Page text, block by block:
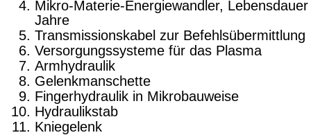
Mikro-Materie-Energiewandler, Le­
Jahre
Transmissionskabel zur Befehlsübermittlung
Versorgungssyste­me für das Plasma
Armhydraulik
Gelenk­manschette
Fingerhydraulik in Mikrobauweise
Hydraulikstab
Kniegelenk